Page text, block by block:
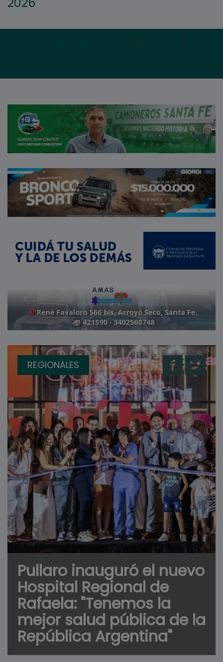
| | | | 6 | | |
REGIONALES
Pullaro inauguró el nuevo
Hospital Regional de
Rafaela: "Tenemos la
mejor salud pública de la
República Argentina"